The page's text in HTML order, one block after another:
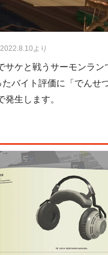
より
ケと戦うサーモンラン
バイト評価に「でんせ
生します。